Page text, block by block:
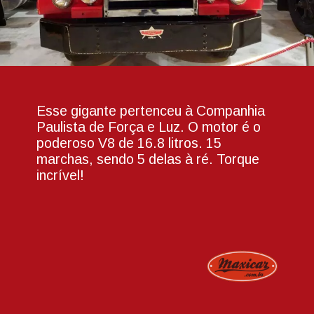
Esse gigante pertenceu à Companhia
Paulista de Força e Luz. O motor é o
poderoso V8 de 16.8 litros. 15
marchas, sendo 5 delas à ré. Torque
incrível!